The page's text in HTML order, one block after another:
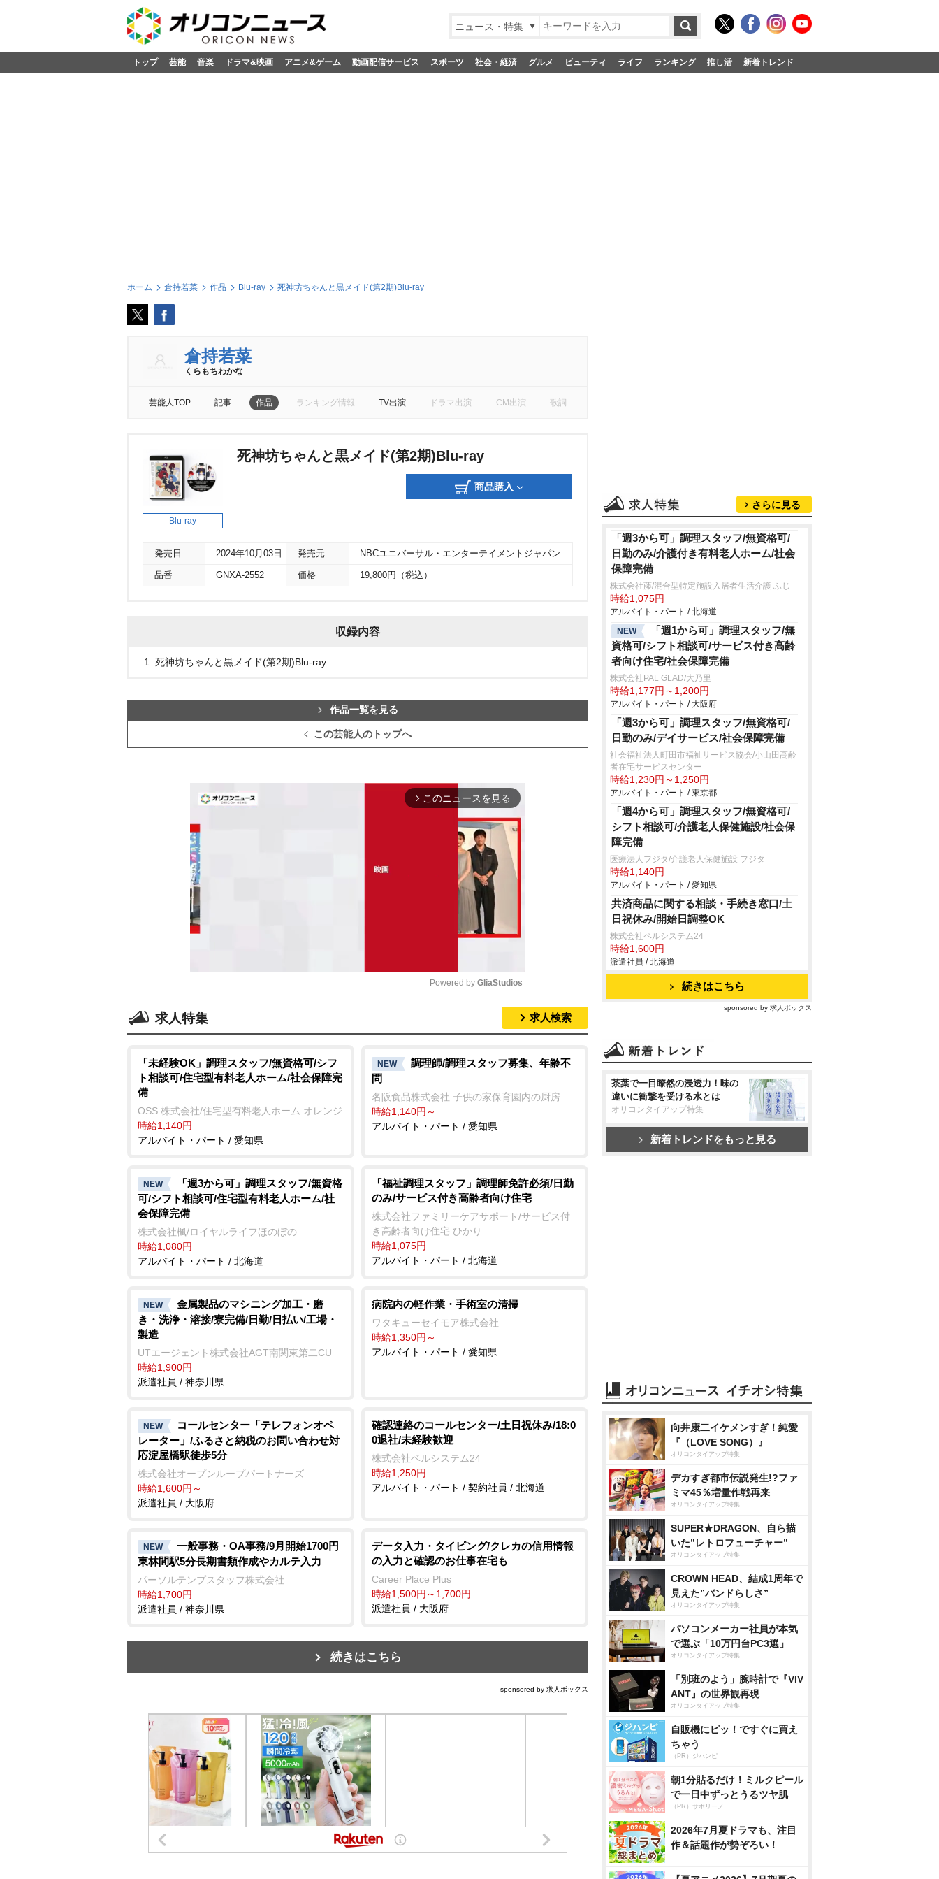
ニュース・特集
トップ 芸能 音楽 ドラマ&映画 アニメ&ゲーム 動画配信サービス スポーツ 社会・経済 グルメ ビューティ ライフ ランキング 推し活 新着トレンド
ホーム 倉持若菜 作品 Blu-ray 死神坊ちゃんと黒メイド(第2期)Blu-ray
倉持若菜
くらもちわかな
芸能人TOP 記事 作品 ランキング情報 TV出演 ドラマ出演 CM出演 歌詞
Blu-ray
死神坊ちゃんと黒メイド(第2期)Blu-ray
商品購入
発売日 2024年10月03日 発売元 NBCユニバーサル・エンターテイメントジャパン
品番 GNXA-2552 価格 19,800円（税込）
収録内容
1. 死神坊ちゃんと黒メイド(第2期)Blu-ray
作品一覧を見る
この芸能人のトップへ
arrow_forward_ios このニュースを見る
t
Powered by GliaStudios
求人特集 求人検索
「未経験OK」調理スタッフ/無資格可/シフ
ト相談可/住宅型有料老人ホーム/社会保障完
備
OSS 株式会社/住宅型有料老人ホーム オレンジ
時給1,140円
アルバイト・パート / 愛知県
NEW
調理師/調理スタッフ募集、年齢不
問
名阪食品株式会社 子供の家保育園内の厨房
時給1,140円～
アルバイト・パート / 愛知県
NEW
「週3から可」調理スタッフ/無資格
可/シフト相談可/住宅型有料老人ホーム/社
会保障完備
株式会社楓/ロイヤルライフほのぼの
時給1,080円
アルバイト・パート / 北海道
「福祉調理スタッフ」調理師免許必須/日勤
のみ/サービス付き高齢者向け住宅
株式会社ファミリーケアサポート/サービス付
き高齢者向け住宅 ひかり
時給1,075円
アルバイト・パート / 北海道
NEW
金属製品のマシニング加工・磨
き・洗浄・溶接/寮完備/日勤/日払い/工場・
製造
UTエージェント株式会社AGT南関東第二CU
時給1,900円
派遣社員 / 神奈川県
病院内の軽作業・手術室の清掃
ワタキューセイモア株式会社
時給1,350円～
アルバイト・パート / 愛知県
NEW
コールセンター「テレフォンオペ
レーター」/ふるさと納税のお問い合わせ対
応淀屋橋駅徒歩5分
株式会社オープンループパートナーズ
時給1,600円～
派遣社員 / 大阪府
確認連絡のコールセンター/土日祝休み/18:0
0退社/未経験歓迎
株式会社ベルシステム24
時給1,250円
アルバイト・パート / 契約社員 / 北海道
NEW
一般事務・OA事務/9月開始1700円
東林間駅5分長期書類作成やカルテ入力
パーソルテンプスタッフ株式会社
時給1,700円
派遣社員 / 神奈川県
データ入力・タイピング/クレカの信用情報
の入力と確認のお仕事在宅も
Career Place Plus
時給1,500円～1,700円
派遣社員 / 大阪府
続きはこちら
sponsored by 求人ボックス
さらに見る
「週3から可」調理スタッフ/無資格可/
日勤のみ/介護付き有料老人ホーム/社会
保障完備
株式会社藤/混合型特定施設入居者生活介護 ふじ
時給1,075円
アルバイト・パート / 北海道
NEW
「週1から可」調理スタッフ/無
資格可/シフト相談可/サービス付き高齢
者向け住宅/社会保障完備
株式会社PAL GLAD/大乃里
時給1,177円～1,200円
アルバイト・パート / 大阪府
「週3から可」調理スタッフ/無資格可/
日勤のみ/デイサービス/社会保障完備
社会福祉法人町田市福祉サービス協会/小山田高齢
者在宅サービスセンター
時給1,230円～1,250円
アルバイト・パート / 東京都
「週4から可」調理スタッフ/無資格可/
シフト相談可/介護老人保健施設/社会保
障完備
医療法人フジタ/介護老人保健施設 フジタ
時給1,140円
アルバイト・パート / 愛知県
共済商品に関する相談・手続き窓口/土
日祝休み/開始日調整OK
株式会社ベルシステム24
時給1,600円
派遣社員 / 北海道
続きはこちら
sponsored by 求人ボックス
茶葉で一目瞭然の浸透力！味の
違いに衝撃を受ける水とは
オリコンタイアップ特集
新着トレンドをもっと見る
向井康二イケメンすぎ！純愛
『（LOVE SONG）』
オリコンタイアップ特集
デカすぎ都市伝説発生!?ファ
ミマ45％増量作戦再来
オリコンタイアップ特集
SUPER★DRAGON、自ら描
いた”レトロフューチャー”
オリコンタイアップ特集
CROWN HEAD、結成1周年で
見えた”バンドらしさ”
オリコンタイアップ特集
パソコンメーカー社員が本気
で選ぶ「10万円台PC3選」
オリコンタイアップ特集
「別班のよう」腕時計で『VIV
ANT』の世界観再現
オリコンタイアップ特集
自販機にピッ！ですぐに買え
ちゃう
（PR）ジハンピ
朝1分貼るだけ！ミルクピール
で一日中ずっとうるツヤ肌
（PR）サボリーノ
2026年7月夏ドラマも、注目
作＆話題作が勢ぞろい！